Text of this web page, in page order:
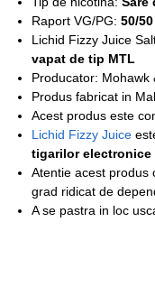
Raport VG/PG: 50/50
Lichid Fizzy Juice
vapat de tip MTL
Producator: Mohawk
Produs fabricat in
Acest produs este
Lichid Fizzy Juice
tigarilor
Atentie acest produs
grad ridicat de
A se pastra in loc